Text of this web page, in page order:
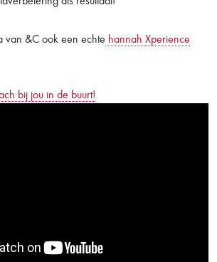
van &C ook een echte hannah Xperience
bij jou in de buurt!